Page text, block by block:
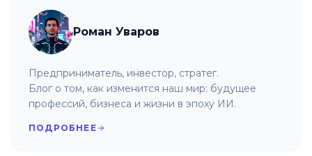
Роман Уваров
Предприниматель, инвестор, стратег.
Блог о том, как изменится наш мир: будущее
профессий, бизнеса и жизни в эпоху ИИ.
ПОДРОБНЕЕ